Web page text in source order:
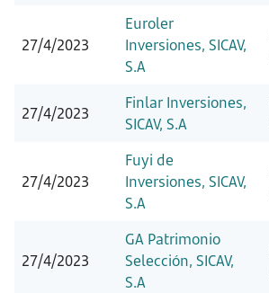
27/4/2023
Euroler
Inversiones, SICAV,
S.A
27/4/2023
Finlar Inversiones,
SICAV, S.A
27/4/2023
Fuyi de
Inversiones, SICAV,
S.A
27/4/2023
GA Patrimonio
Selección, SICAV,
S.A